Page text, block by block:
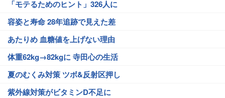
「モテるためのヒント」326人に
容姿と寿命 28年追跡で見えた差
あたりめ 血糖値を上げない理由
体重62kg→82kgに 寺田心の生活
夏のむくみ対策 ツボ&反射区押し
紫外線対策がビタミンD不足に